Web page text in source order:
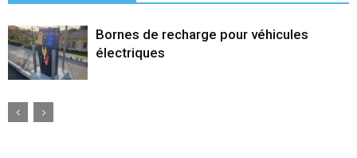
Bornes de recharge pour véhicules
électriques